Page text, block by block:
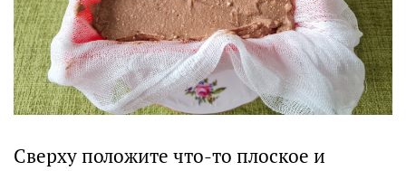
Сверху положите что-то плоское и